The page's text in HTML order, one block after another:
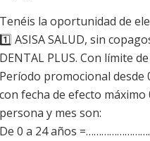
Tenéis la oportunidad de
1️⃣ ASISA SALUD, sin
DENTAL PLUS. Con límite
Período promocional desde
con fecha de efecto
persona y mes son:
De 0 a 24 años